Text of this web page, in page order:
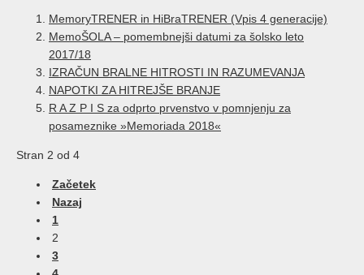
MemoryTRENER in HiBraTRENER (Vpis 4 generacije)
MemoŠOLA – pomembnejši datumi za šolsko leto
2017/18
IZRAČUN BRALNE HITROSTI IN RAZUMEVANJA
NAPOTKI ZA HITREJŠE BRANJE
R A Z P I S za odprto prvenstvo v pomnjenju za
posameznike »Memoriada 2018«
Stran 2 od 4
Začetek
Nazaj
1
2
3